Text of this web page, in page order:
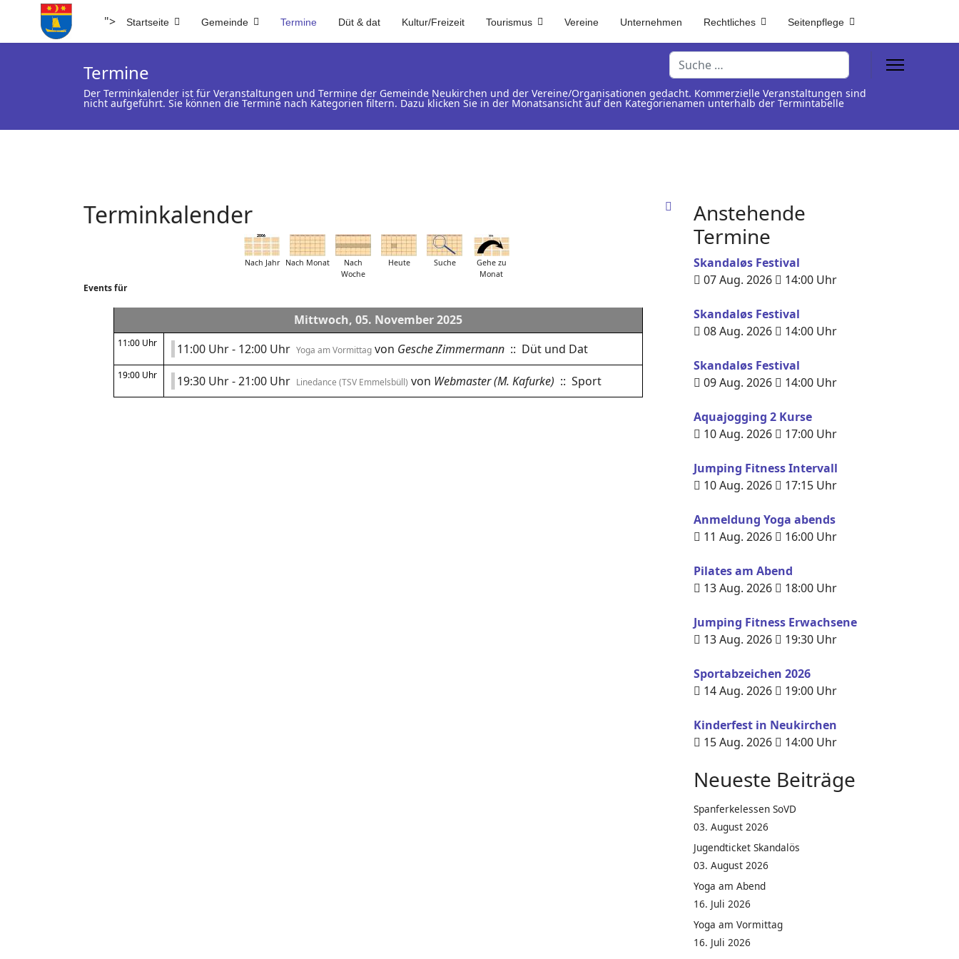
"> Startseite Gemeinde Termine Düt & dat Kultur/Freizeit Tourismus Vereine Unternehmen Rechtliches Seitenpflege
Suchen
Termine
Der Terminkalender ist für Veranstaltungen und Termine der Gemeinde Neukirchen und der Vereine/Organisationen gedacht. Kommerzielle Veranstaltungen sind
nicht aufgeführt. Sie können die Termine nach Kategorien filtern. Dazu klicken Sie in der Monatsansicht auf den Kategorienamen unterhalb der Termintabelle
Terminkalender
Nach Jahr Nach Monat
Nach
Woche
Heute Suche
Gehe zu
Monat
Events für
Mittwoch, 05. November 2025
11:00 Uhr 11:00 Uhr - 12:00 Uhr Yoga am Vormittagvon Gesche Zimmermann:: Düt und Dat
19:00 Uhr 19:30 Uhr - 21:00 Uhr Linedance (TSV Emmelsbüll) von Webmaster (M. Kafurke) :: Sport
Anstehende
Termine
Skandaløs Festival
07 Aug. 2026
14:00 Uhr
Skandaløs Festival
08 Aug. 2026
14:00 Uhr
Skandaløs Festival
09 Aug. 2026
14:00 Uhr
Aquajogging 2 Kurse
10 Aug. 2026
17:00 Uhr
Jumping Fitness Intervall
10 Aug. 2026
17:15 Uhr
Anmeldung Yoga abends
11 Aug. 2026
16:00 Uhr
Pilates am Abend
13 Aug. 2026
18:00 Uhr
Jumping Fitness Erwachsene
13 Aug. 2026
19:30 Uhr
Sportabzeichen 2026
14 Aug. 2026
19:00 Uhr
Kinderfest in Neukirchen
15 Aug. 2026
14:00 Uhr
Neueste Beiträge
Spanferkelessen SoVD
03. August 2026
Jugendticket Skandalös
03. August 2026
Yoga am Abend
16. Juli 2026
Yoga am Vormittag
16. Juli 2026